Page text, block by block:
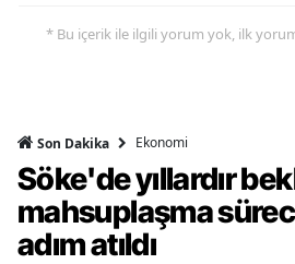
* Bu içerik ile ilgili yorum yok, ilk
Son Dakika Ekonomi
Söke'de yıllardır
mahsuplaşma
adım atıldı